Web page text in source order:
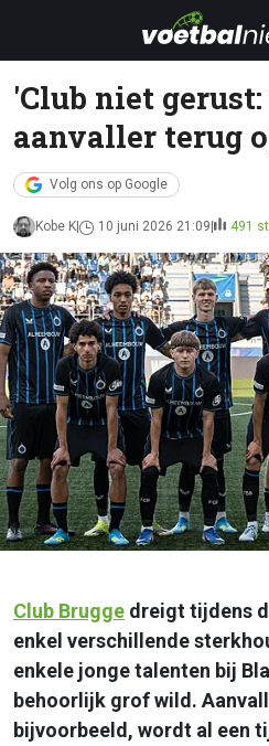
'Club niet
aanvaller terug
Volg ons op Google
Kobe K 10 juni 2026 21:09 491
Club Brugge dreigt tijdens
enkel verschillende
enkele jonge talenten bij
behoorlijk grof wild.
bijvoorbeeld, wordt al een